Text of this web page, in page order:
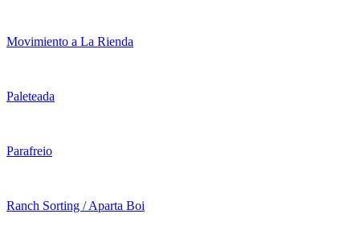
Movimiento a La Rienda
Paleteada
Parafreio
Ranch Sorting / Aparta Boi